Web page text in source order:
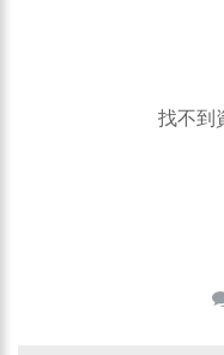
找不到